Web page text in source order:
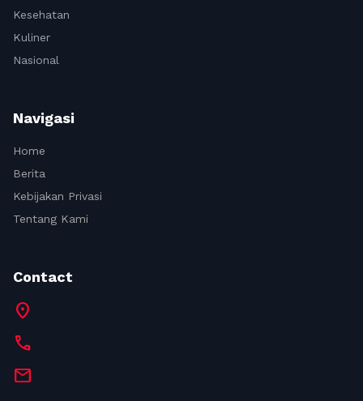
Kesehatan
Kuliner
Nasional
Navigasi
Home
Berita
Kebijakan Privasi
Tentang Kami
Contact
location_on
call
mail